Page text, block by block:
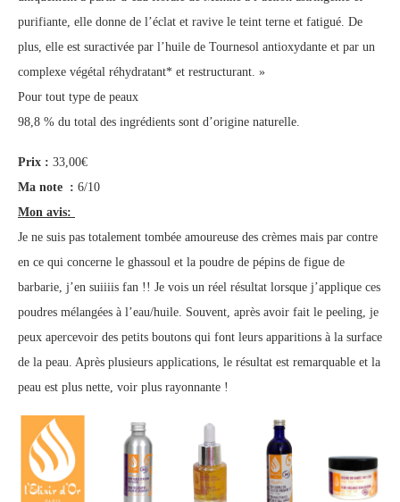
purifiante, elle donne de l’éclat et ravive le teint terne et fatigué. De
plus, elle est suractivée par l’huile de Tournesol antioxydante et par un
complexe végétal réhydratant* et restructurant. »
Pour tout type de peaux
98,8 % du total des ingrédients sont d’origine naturelle.
Prix : 33,00€
Ma note : 6/10
Mon avis:
Je ne suis pas totalement tombée amoureuse des crèmes mais par contre
en ce qui concerne le ghassoul et la poudre de pépins de figue de
barbarie, j’en suiiiis fan !! Je vois un réel résultat lorsque j’applique ces
poudres mélangées à l’eau/huile. Souvent, après avoir fait le peeling, je
peux apercevoir des petits boutons qui font leurs apparitions à la surface
de la peau. Après plusieurs applications, le résultat est remarquable et la
peau est plus nette, voir plus rayonnante !